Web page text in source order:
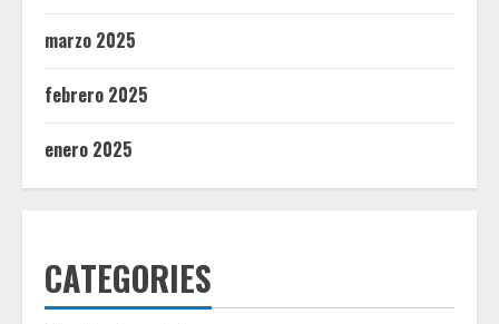
marzo 2025
febrero 2025
enero 2025
CATEGORIES